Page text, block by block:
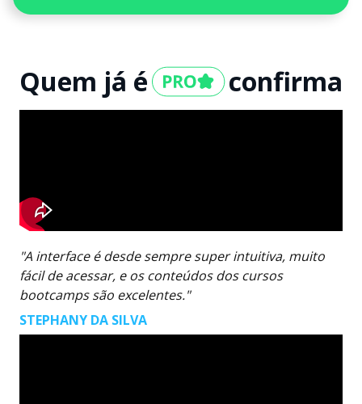
Quem já é confirma
"A interface é desde sempre super intuitiva, muito
fácil de acessar, e os conteúdos dos cursos
bootcamps são excelentes."
STEPHANY DA SILVA